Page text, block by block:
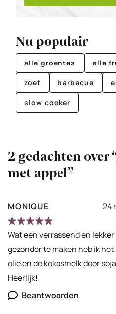
Nu populair
alle groentes alle
zoet barbecue
slow cooker
2 gedachten over
met appel”
MONIQUE 24
Wat een verrassend en
gezonder te maken heb ik
olie en de kokosmelk door
Heerlijk!
Beantwoorden